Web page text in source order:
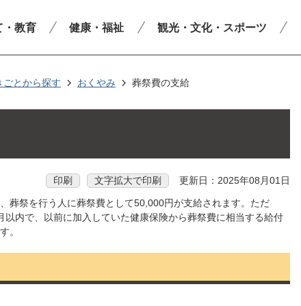
・教育 健康・福祉 観光・文化・スポーツ
ごとから探す おくやみ 葬祭費の支給
印刷 文字拡大で印刷 更新日：2025年08月01日
葬祭を行う人に葬祭費として50,000円が支給されます。ただ
内で、以前に加入していた健康保険から葬祭費に相当する給付
。